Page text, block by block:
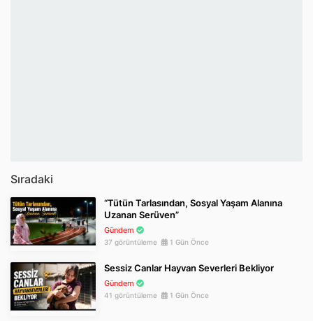
Sıradaki
“Tütün Tarlasından, Sosyal Yaşam Alanına
Uzanan Serüven”
Gündem
37 görüntüleme 1 Gün Önce
Sessiz Canlar Hayvan Severleri Bekliyor
Gündem
41 görüntüleme 1 Gün Önce